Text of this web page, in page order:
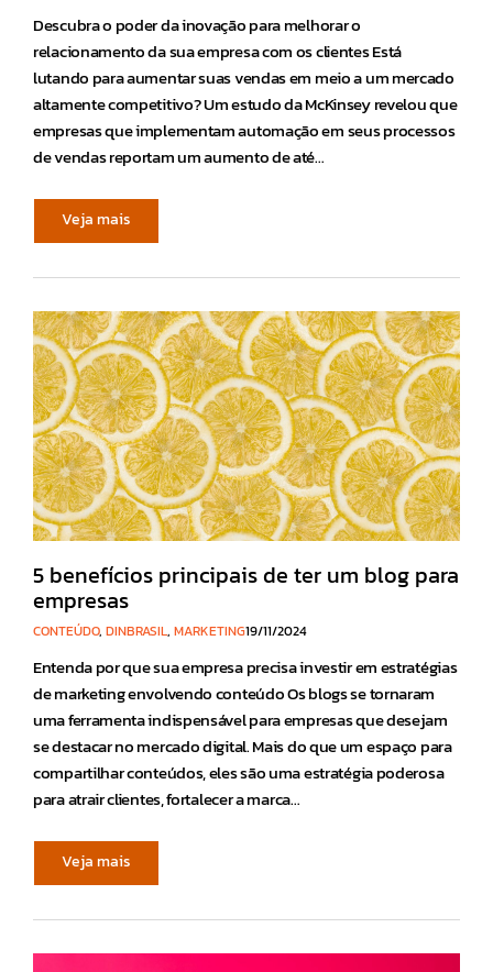
Descubra o poder da inovação para melhorar o
relacionamento da sua empresa com os clientes Está
lutando para aumentar suas vendas em meio a um mercado
altamente competitivo? Um estudo da McKinsey revelou que
empresas que implementam automação em seus processos
de vendas reportam um aumento de até…
Veja mais
5 benefícios principais de ter um blog para
empresas
CONTEÚDO, DINBRASIL, MARKETING19/11/2024
Entenda por que sua empresa precisa investir em estratégias
de marketing envolvendo conteúdo Os blogs se tornaram
uma ferramenta indispensável para empresas que desejam
se destacar no mercado digital. Mais do que um espaço para
compartilhar conteúdos, eles são uma estratégia poderosa
para atrair clientes, fortalecer a marca…
Veja mais